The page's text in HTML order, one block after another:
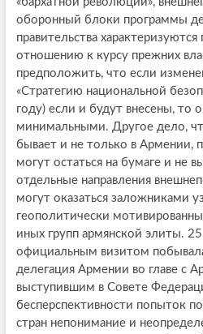
оборонный блоки программы
правительства
отношению к курсу прежних
предположить, что если
«Стратегию национальной
году) если и будут внесены, то
минимальными. Другое дело,
бывает и не только в Армении,
могут остаться на бумаге и не
отдельные направления
могут оказаться заложниками
геополитически
иных групп армянской элиты.
официальным визитом
делегация Армении во главе с
выступившим в Совете
бесперспективности попыток
стран непонимание и